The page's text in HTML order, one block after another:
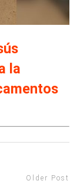
la
Older Post